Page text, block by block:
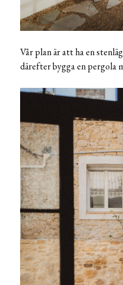
Vår plan är att ha en
därefter bygga en pergola